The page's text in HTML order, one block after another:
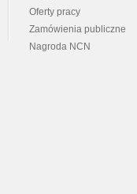
Oferty pracy
Zamówienia publiczne
Nagroda NCN